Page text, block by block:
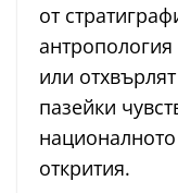
от
или
пазейки
открития.